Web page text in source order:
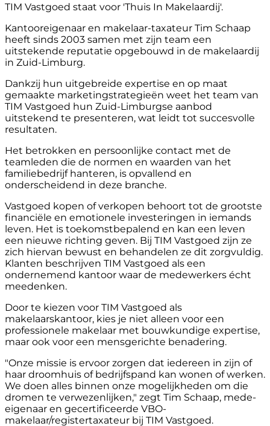
TIM Vastgoed staat voor 'Thuis In Makelaardij'.
Kantooreigenaar en makelaar-taxateur Tim Schaap
heeft sinds 2003 samen met zijn team een
uitstekende reputatie opgebouwd in de makelaardij
in Zuid-Limburg.
Dankzij hun uitgebreide expertise en op maat
gemaakte marketingstrategieën weet het team van
TIM Vastgoed hun Zuid-Limburgse aanbod
uitstekend te presenteren, wat leidt tot succesvolle
resultaten.
Het betrokken en persoonlijke contact met de
teamleden die de normen en waarden van het
familiebedrijf hanteren, is opvallend en
onderscheidend in deze branche.
Vastgoed kopen of verkopen behoort tot de grootste
financiële en emotionele investeringen in iemands
leven. Het is toekomstbepalend en kan een leven
een nieuwe richting geven. Bij TIM Vastgoed zijn ze
zich hiervan bewust en behandelen ze dit zorgvuldig.
Klanten beschrijven TIM Vastgoed als een
ondernemend kantoor waar de medewerkers écht
meedenken.
Door te kiezen voor TIM Vastgoed als
makelaarskantoor, kies je niet alleen voor een
professionele makelaar met bouwkundige expertise,
maar ook voor een mensgerichte benadering.
"Onze missie is ervoor zorgen dat iedereen in zijn of
haar droomhuis of bedrijfspand kan wonen of werken.
We doen alles binnen onze mogelijkheden om die
dromen te verwezenlijken," zegt Tim Schaap, mede-
eigenaar en gecertificeerde VBO-
makelaar/registertaxateur bij TIM Vastgoed.